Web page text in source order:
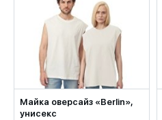
Майка оверсайз «Berlin»,
унисекс